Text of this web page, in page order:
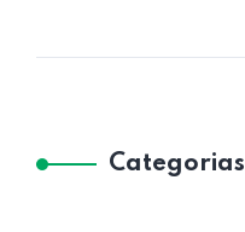
Categorias